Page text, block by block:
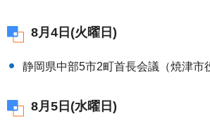
8月4日(火曜日)
静岡県中部5市2町首長会議（焼津市
8月5日(水曜日)